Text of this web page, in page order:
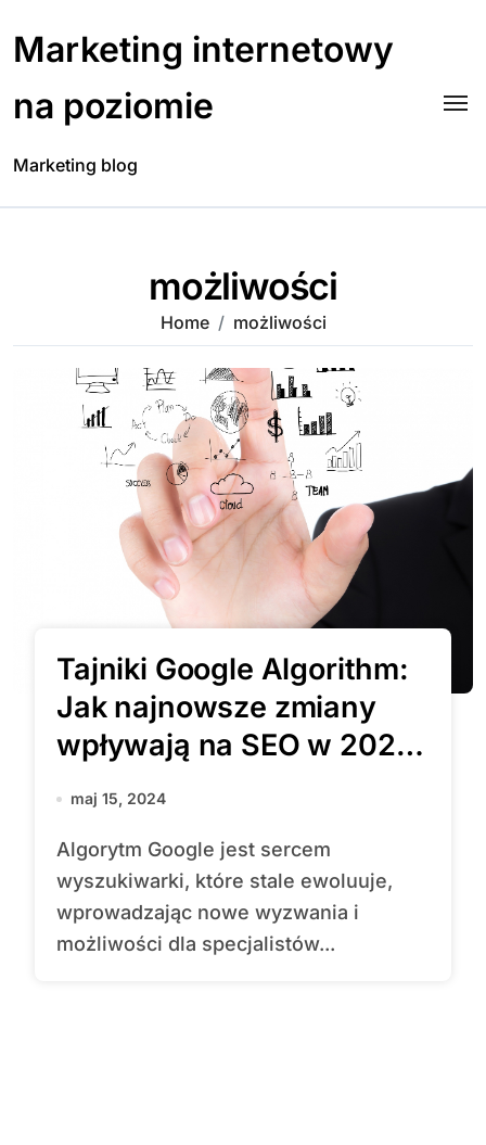
content
Marketing internetowy
na poziomie
Marketing blog
możliwości
Home możliwości
Tajniki Google Algorithm:
Jak najnowsze zmiany
wpływają na SEO w 2024
roku?
maj 15, 2024
Algorytm Google jest sercem
wyszukiwarki, które stale ewoluuje,
wprowadzając nowe wyzwania i
możliwości dla specjalistów...